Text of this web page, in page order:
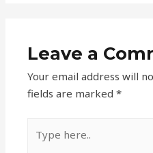
Leave a
Your email address will
fields are marked*
here..